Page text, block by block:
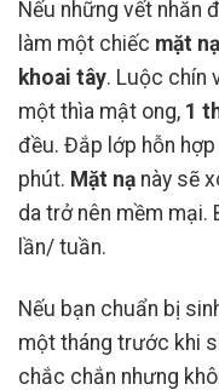
Nếu những vết nhăn
làm một chiếc mặt nạ
khoai tây. Luộc chín
một thìa mật ong, 1
đều. Đắp lớp hỗn
phút. Mặt nạ này sẽ
da trở nên mềm mại.
lần/ tuần.
Nếu bạn chuẩn bị
một tháng trước khi
chắc chắn nhưng